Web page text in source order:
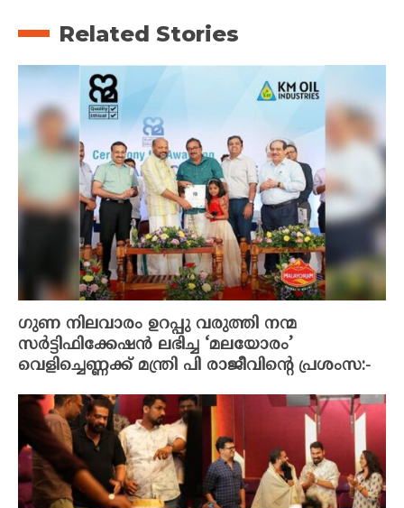
Related Stories
ഗുണ നിലവാരം ഉറപ്പു വരുത്തി നന്മ
സർട്ടിഫിക്കേഷൻ ലഭിച്ച ‘മലയോരം’
വെളിച്ചെണ്ണക്ക് മന്ത്രി പി രാജീവിന്റെ പ്രശംസ:-